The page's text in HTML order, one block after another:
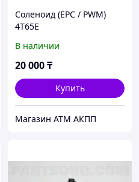
Соленоид (EPC / PWM)
4T65E
В наличии
20 000₸
Купить
Магазин АТМ АКПП